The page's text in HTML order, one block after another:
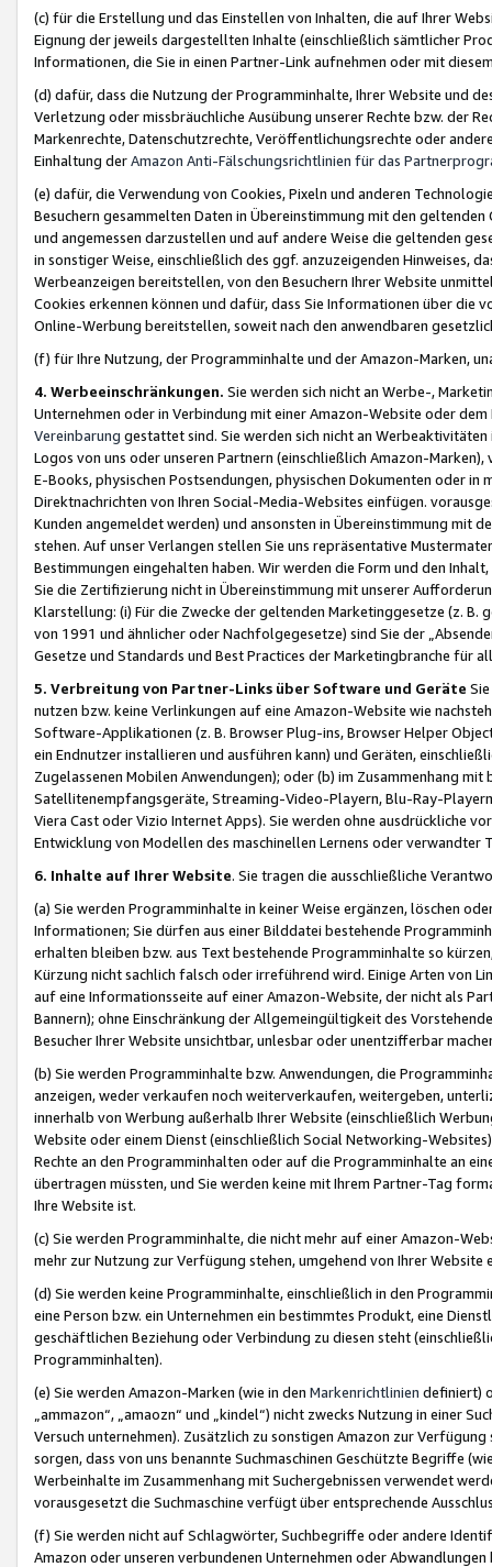
(c) für die Erstellung und das Einstellen von Inhalten, die auf Ihrer
Eignung der jeweils dargestellten Inhalte (einschließlich sämtlicher
Informationen, die Sie in einen Partner-Link aufnehmen oder mit
(d) dafür, dass die Nutzung der Programminhalte, Ihrer Website und
Verletzung oder missbräuchliche Ausübung unserer Rechte bzw. der
Markenrechte, Datenschutzrechte, Veröffentlichungsrechte oder
Einhaltung derAmazon Anti-Fälschungsrichtlinien für das
(e) dafür, die Verwendung von Cookies, Pixeln und anderen
Besuchern gesammelten Daten in Übereinstimmung mit den
und angemessen darzustellen und auf andere Weise die geltenden
in sonstiger Weise, einschließlich des ggf. anzuzeigenden Hinweises,
Werbeanzeigen bereitstellen, von den Besuchern Ihrer Website
Cookies erkennen können und dafür, dass Sie Informationen über die
Online-Werbung bereitstellen, soweit nach den anwendbaren
(f) für Ihre Nutzung, der Programminhalte und der Amazon-Marken,
4. Werbeeinschränkungen. Sie werden sich nicht an Werbe-,
Unternehmen oder in Verbindung mit einer Amazon-Website oder
Vereinbarung gestattet sind. Sie werden sich nicht an
Logos von uns oder unseren Partnern (einschließlich Amazon-
E-Books, physischen Postsendungen, physischen Dokumenten oder in
Direktnachrichten von Ihren Social-Media-Websites einfügen.
Kunden angemeldet werden) und ansonsten in Übereinstimmung mit
stehen. Auf unser Verlangen stellen Sie uns repräsentative
Bestimmungen eingehalten haben. Wir werden die Form und den
Sie die Zertifizierung nicht in Übereinstimmung mit unserer
Klarstellung: (i) Für die Zwecke der geltenden Marketinggesetze (z. B.
von 1991 und ähnlicher oder Nachfolgegesetze) sind Sie der
Gesetze und Standards und Best Practices der Marketingbranche für
5. Verbreitung von Partner-Links über Software und Geräte
nutzen bzw. keine Verlinkungen auf eine Amazon-Website wie
Software-Applikationen (z. B. Browser Plug-ins, Browser Helper
ein Endnutzer installieren und ausführen kann) und Geräten,
Zugelassenen Mobilen Anwendungen); oder (b) im Zusammenhang
Satellitenempfangsgeräte, Streaming-Video-Playern, Blu-Ray-
Viera Cast oder Vizio Internet Apps). Sie werden ohne ausdrückliche
Entwicklung von Modellen des maschinellen Lernens oder
6. Inhalte auf Ihrer Website. Sie tragen die ausschließliche
(a) Sie werden Programminhalte in keiner Weise ergänzen, löschen
Informationen; Sie dürfen aus einer Bilddatei bestehende
erhalten bleiben bzw. aus Text bestehende Programminhalte so
Kürzung nicht sachlich falsch oder irreführend wird. Einige Arten von
auf eine Informationsseite auf einer Amazon-Website, der nicht als
Bannern); ohne Einschränkung der Allgemeingültigkeit des
Besucher Ihrer Website unsichtbar, unlesbar oder unentzifferbar
(b) Sie werden Programminhalte bzw. Anwendungen, die
anzeigen, weder verkaufen noch weiterverkaufen, weitergeben,
innerhalb von Werbung außerhalb Ihrer Website (einschließlich
Website oder einem Dienst (einschließlich Social Networking-
Rechte an den Programminhalten oder auf die Programminhalte an
übertragen müssten, und Sie werden keine mit Ihrem Partner-Tag
Ihre Website ist.
(c) Sie werden Programminhalte, die nicht mehr auf einer Amazon-
mehr zur Nutzung zur Verfügung stehen, umgehend von Ihrer
(d) Sie werden keine Programminhalte, einschließlich in den
eine Person bzw. ein Unternehmen ein bestimmtes Produkt, eine
geschäftlichen Beziehung oder Verbindung zu diesen steht
Programminhalten).
(e) Sie werden Amazon-Marken (wie in den Markenrichtlinien definiert)
„ammazon“, „amaozn“ und „kindel“) nicht zwecks Nutzung in einer
Versuch unternehmen). Zusätzlich zu sonstigen Amazon zur
sorgen, dass von uns benannte Suchmaschinen Geschützte Begriffe
Werbeinhalte im Zusammenhang mit Suchergebnissen verwendet
vorausgesetzt die Suchmaschine verfügt über entsprechende
(f) Sie werden nicht auf Schlagwörter, Suchbegriffe oder andere
Amazon oder unseren verbundenen Unternehmen oder